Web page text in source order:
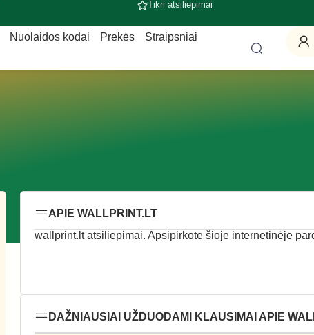
Tikri atsiliepimai
Nuolaidos kodai Prekės Straipsniai
APIE WALLPRINT.LT
wallprint.lt atsiliepimai. Apsipirkote šioje internetinėje
DAŽNIAUSIAI UŽDUODAMI KLAUSIMAI APIE